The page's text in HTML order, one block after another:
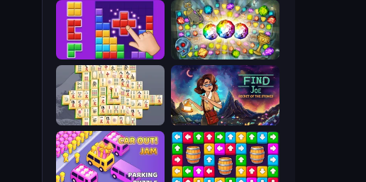
Forgotten Treasure 2
BlockBuster Puzzle
Find Joe: Secret of The Stones
Mahjong Online